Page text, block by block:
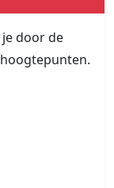
door de